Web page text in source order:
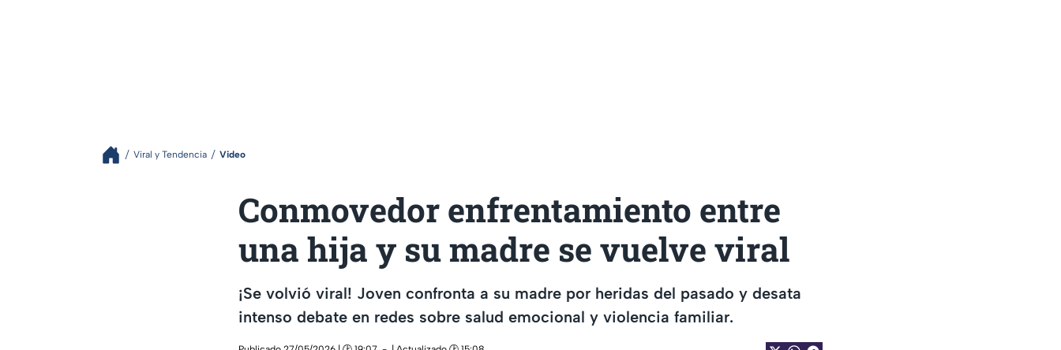
Viral y Tendencia Video
Conmovedor enfrentamiento entre
una hija y su madre se vuelve viral
¡Se volvió viral! Joven confronta a su madre por heridas del pasado y desata
intenso debate en redes sobre salud emocional y violencia familiar.